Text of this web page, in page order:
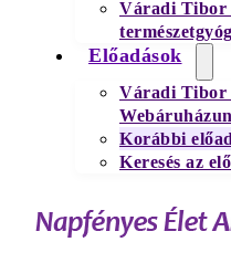
Váradi Tibor
Előadások
Váradi Tibor
Korábbi
Keresés az